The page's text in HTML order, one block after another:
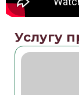
Услугу